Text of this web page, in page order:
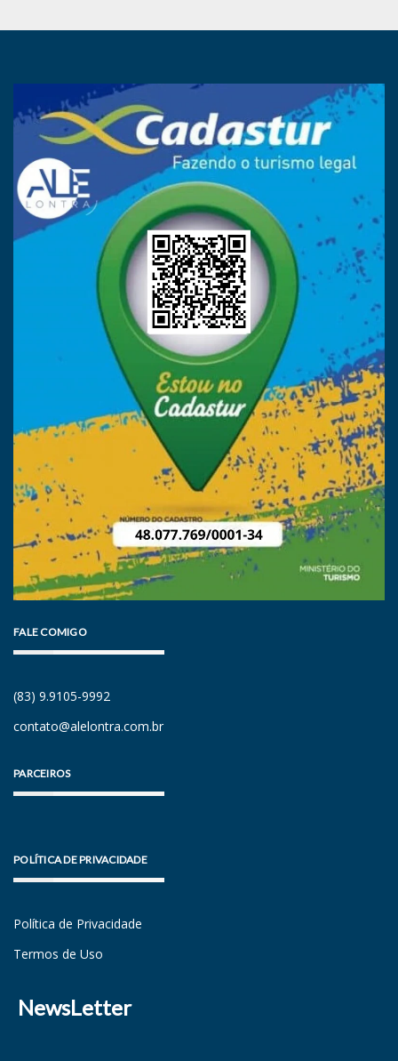
FALE COMIGO
(83) 9.9105-9992
contato@alelontra.com.br
PARCEIROS
POLÍTICA DE PRIVACIDADE
Política de Privacidade
Termos de Uso
NewsLetter